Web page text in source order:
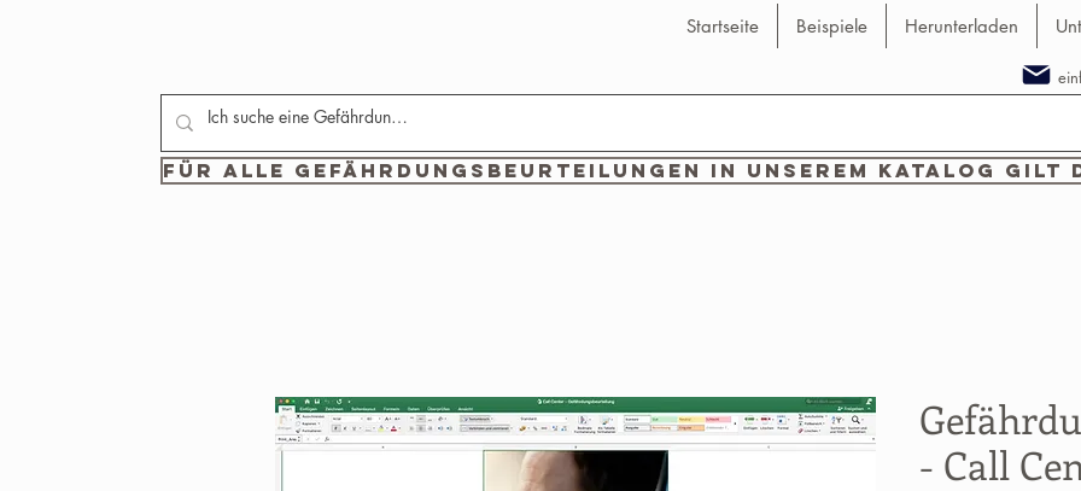
Startseite Beispiele Herunterladen
Für alle Gefährdungsbeurteilungen in unserem Katalog gilt
- Call